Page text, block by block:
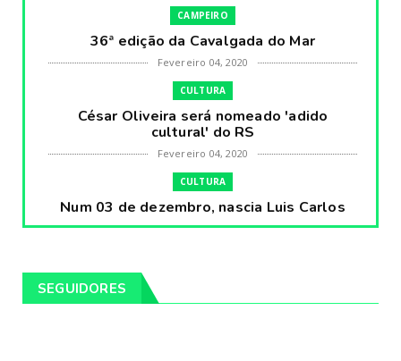
CAMPEIRO
36ª edição da Cavalgada do Mar
Fevereiro 04, 2020
CULTURA
César Oliveira será nomeado 'adido
cultural' do RS
Fevereiro 04, 2020
CULTURA
Num 03 de dezembro, nascia Luis Carlos
Prestes, o Cavaleiro ...
Pintores da Temática Gauchesca - parte
SEGUIDORES